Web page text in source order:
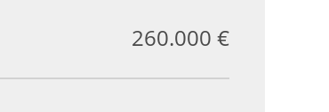
260.000 €